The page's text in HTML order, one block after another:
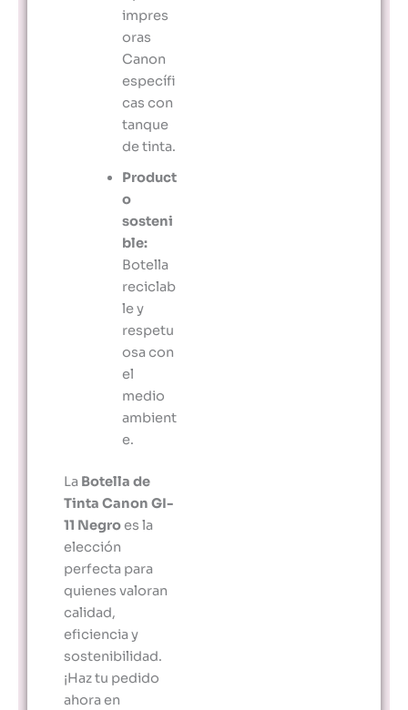
impres
oras
Canon
específi
cas con
tanque
de tinta.
Product
o
sosteni
ble:
Botella
reciclab
le y
respetu
osa con
el
medio
ambient
e.
La Botella de
Tinta Canon GI-
11 Negroes la
elección
perfecta para
quienes valoran
calidad,
eficiencia y
sostenibilidad.
¡Haz tu pedido
ahora en